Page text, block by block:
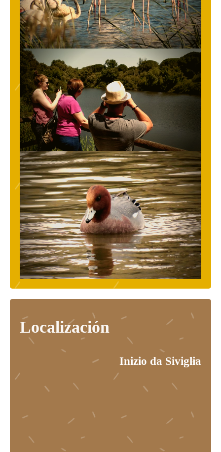
Localización
Inizio da Siviglia